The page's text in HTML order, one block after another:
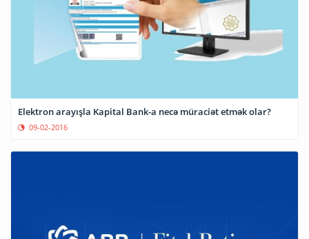
Elektron arayışla Kapital Bank-a necə müraciət etmək olar?
09-02-2016